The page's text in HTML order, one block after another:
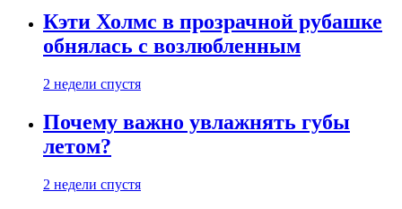
Кэти Холмс в прозрачной рубашке
обнялась с возлюбленным
2 недели спустя
Почему важно увлажнять губы
летом?
2 недели спустя